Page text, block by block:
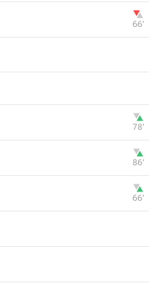
66‎’‎
78‎’‎
86‎’‎
66‎’‎